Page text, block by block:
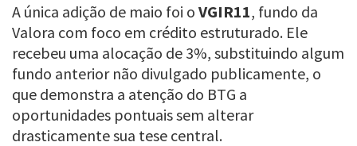
A única adição de maio foi o VGIR11, fundo da
Valora com foco em crédito estruturado. Ele
recebeu uma alocação de 3%, substituindo algum
fundo anterior não divulgado publicamente, o
que demonstra a atenção do BTG a
oportunidades pontuais sem alterar
drasticamente sua tese central.